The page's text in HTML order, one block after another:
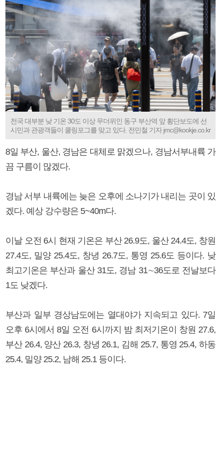
전국 대부분 낮 기온 30도 이상 무더위인 동구 부산역 앞 횡단보도에 선
시민과 관광객들이 쿨링포그를 맞고 있다. 전민철 기자 jmc@kookje.co.kr
8일 부산, 울산, 경남은 대체로 맑겠으나, 경남서부내륙 가
끔 구름이 많겠다.
경남 서부 내륙에는 늦은 오후에 소나기가 내리는 곳이 있
겠다. 예상 강수량은 5~40m다.
이날 오전 6시 현재 기온은 부산 26.9도, 울산 24.4도, 창원
27.4도, 밀양 25.4도, 창녕 26.7도, 통영 25.6도 등이다. 낮
최고기온은 부산과 울산 31도, 경남 31∼36도로 전날보다
1도 낮겠다.
부산과 일부 경상남도에는 열대야가 지속되고 있다. 7일
오후 6시에서 8일 오전 6시까지 밤 최저기온이 창원 27.6,
부산 26.4, 양산 26.3, 창녕 26.1, 김해 25.7, 통영 25.4, 하동
25.4, 밀양 25.2, 남해 25.1 등이다.